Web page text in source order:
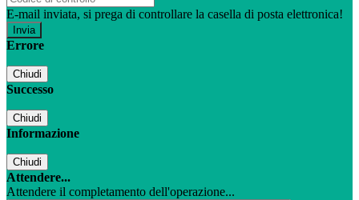
E-mail inviata, si prega di controllare la casella di posta elettronica!
Errore
Chiudi
Successo
Chiudi
Informazione
Chiudi
Attendere...
Attendere il completamento dell'operazione...